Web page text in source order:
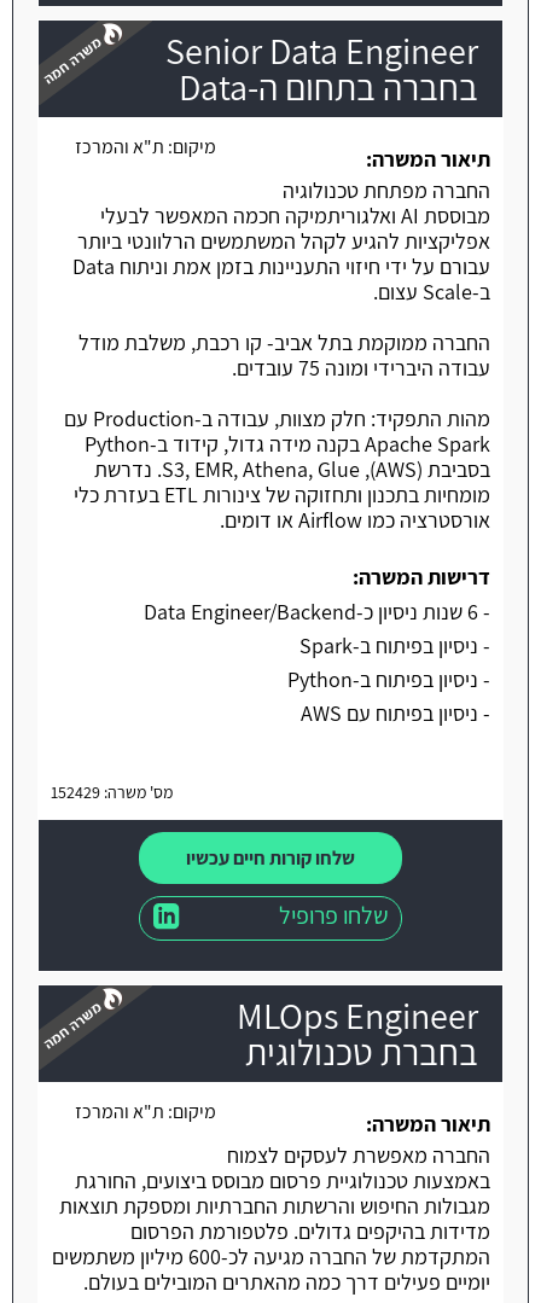
Senior Data Engineer
בחברה בתחום ה-Data
משרה חמה מיקום: ת"א והמרכז
תיאור המשרה:
החברה מפתחת טכנולוגיה
מבוססת AI ואלגוריתמיקה חכמה המאפשר לבעלי
אפליקציות להגיע לקהל המשתמשים הרלוונטי ביותר
עבורם על ידי חיזוי התעניינות בזמן אמת וניתוח Data
ב-Scale עצום.
החברה ממוקמת בתל אביב- קו רכבת, משלבת מודל
עבודה היברידי ומונה 75 עובדים.
מהות התפקיד: חלק מצוות, עבודה ב-Production עם
Apache Spark בקנה מידה גדול, קידוד ב-Python
בסביבת (AWS), S3, EMR, Athena, Glue. נדרשת
מומחיות בתכנון ותחזוקה של צינורות ETL בעזרת כלי
אורסטרציה כמו Airflow או דומים.
דרישות המשרה:
- 6 שנות ניסיון כ-Data Engineer/Backend
- ניסיון בפיתוח ב-Spark
- ניסיון בפיתוח ב-Python
- ניסיון בפיתוח עם AWS
מס' משרה: 152429
שלחו קורות חיים עכשיו
שלחו פרופיל
MLOps Engineer
בחברת טכנולוגית
משרה חמה מיקום: ת"א והמרכז
תיאור המשרה:
החברה מאפשרת לעסקים לצמוח
באמצעות טכנולוגיית פרסום מבוסס ביצועים, החורגת
מגבולות החיפוש והרשתות החברתיות ומספקת תוצאות
מדידות בהיקפים גדולים. פלטפורמת הפרסום
המתקדמת של החברה מגיעה לכ-600 מיליון משתמשים
יומיים פעילים דרך כמה מהאתרים המובילים בעולם.